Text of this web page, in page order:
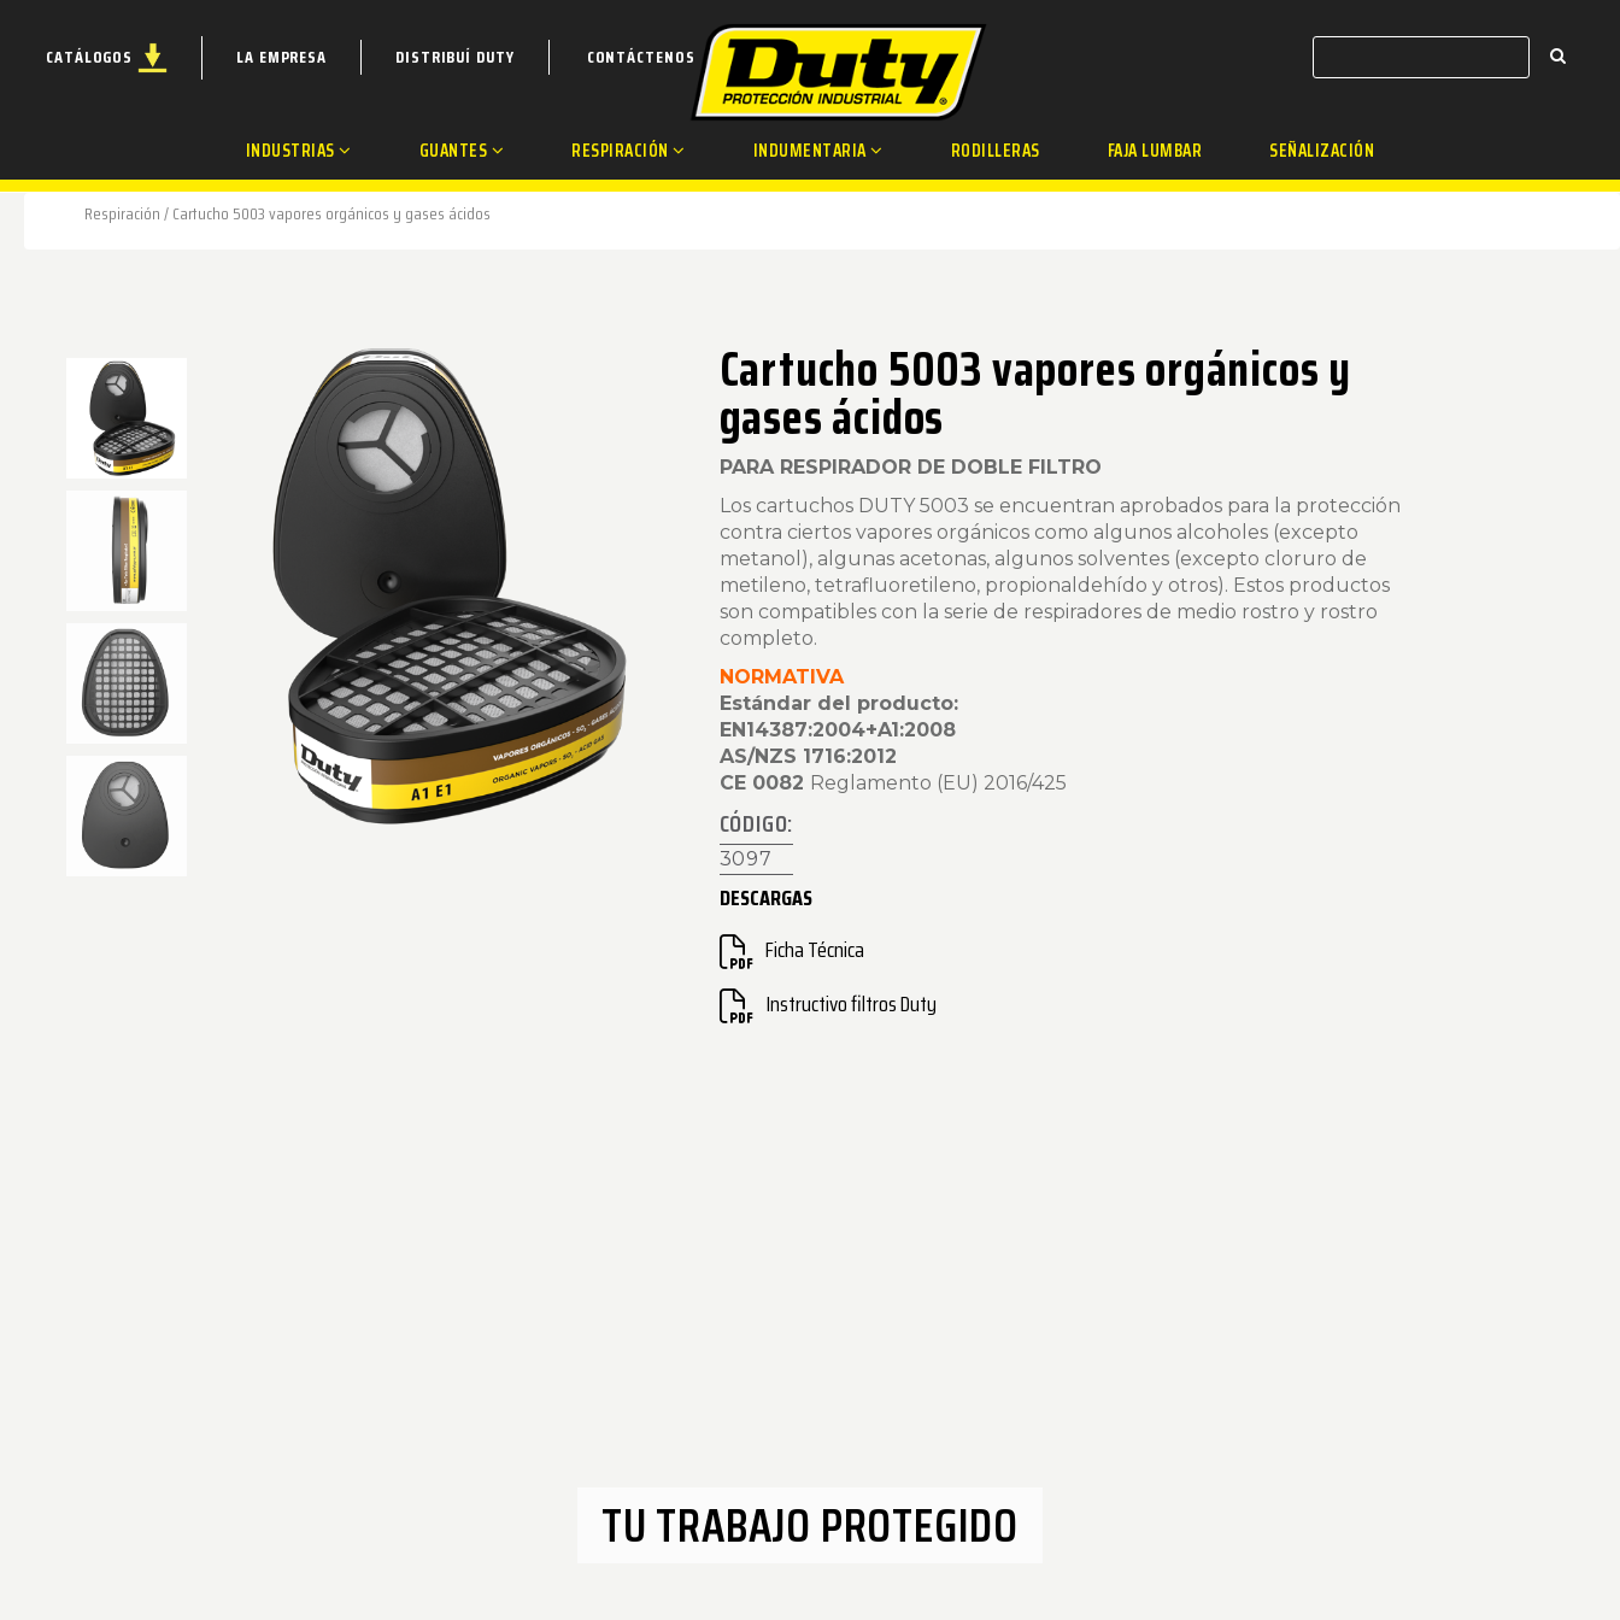
CATÁLOGOS LA EMPRESA DISTRIBUÍ DUTY CONTÁCTENOS
INDUSTRIAS GUANTES RESPIRACIÓN INDUMENTARIA RODILLERAS FAJA LUMBAR SEÑALIZACIÓN
Respiración/Cartucho 5003 vapores orgánicos y gases ácidos
Cartucho 5003 vapores orgánicos y
gases ácidos
PARA RESPIRADOR DE DOBLE FILTRO
Los cartuchos DUTY 5003 se encuentran aprobados para la protección
contra ciertos vapores orgánicos como algunos alcoholes (excepto
metanol), algunas acetonas, algunos solventes (excepto cloruro de
metileno, tetrafluoretileno, propionaldehído y otros). Estos productos
son compatibles con la serie de respiradores de medio rostro y rostro
completo.
NORMATIVA
Estándar del producto:
EN14387:2004+A1:2008
AS/NZS 1716:2012
CE 0082 Reglamento (EU) 2016/425
CÓDIGO:
3097
DESCARGAS
Ficha Técnica
Instructivo filtros Duty
TU TRABAJO PROTEGIDO